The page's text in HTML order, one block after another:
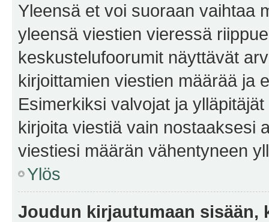
Yleensä et voi suoraan vaihtaa
yleensä viestien vieressä
keskustelufoorumit näyttävät
kirjoittamien viestien määrää ja
Esimerkiksi valvojat ja
kirjoita viestiä vain nostaaksesi
viestiesi määrän vähentyneen
Ylös
Joudun kirjautumaan sisään,